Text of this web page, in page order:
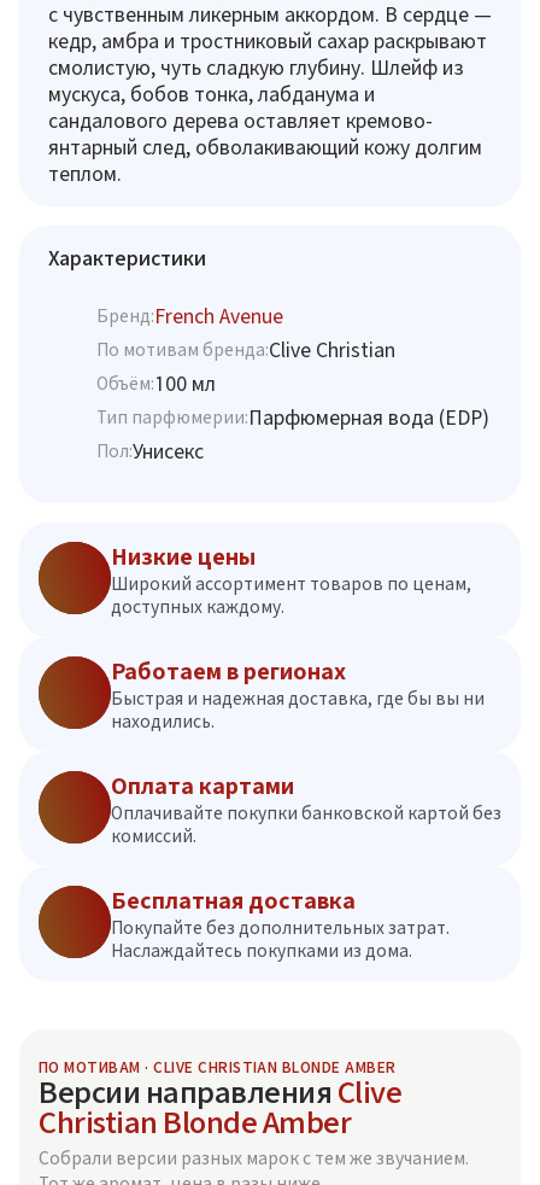
с чувственным ликерным аккордом. В сердце —
кедр, амбра и тростниковый сахар раскрывают
смолистую, чуть сладкую глубину. Шлейф из
мускуса, бобов тонка, лабданума и
сандалового дерева оставляет кремово-
янтарный след, обволакивающий кожу долгим
теплом.
Характеристики
Бренд:French Avenue
По мотивам бренда:Clive Christian
Объём:100 мл
Тип парфюмерии:Парфюмерная вода (EDP)
Пол:Унисекс
Низкие цены
Широкий ассортимент товаров по ценам,
доступных каждому.
Работаем в регионах
Быстрая и надежная доставка, где бы вы ни
находились.
Оплата картами
Оплачивайте покупки банковской картой без
комиссий.
Бесплатная доставка
Покупайте без дополнительных затрат.
Наслаждайтесь покупками из дома.
ПО МОТИВАМ · CLIVE CHRISTIAN BLONDE AMBER
Версии направления Clive
Christian Blonde Amber
Собрали версии разных марок с тем же звучанием.